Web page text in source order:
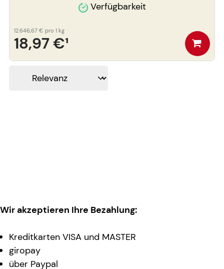
Verfügbarkeit
18,97 €¹
12.646,67 € pro 1 kg
Wir akzeptieren Ihre Bezahlung:
Kreditkarten VISA und MASTER
giropay
über Paypal